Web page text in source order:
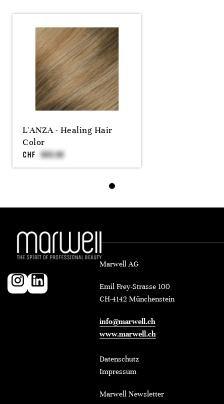
L'ANZA - Healing Hair
Color
CHF
Marwell AG
Emil Frey-Strasse 100
CH-4142 Münchenstein
info@marwell.ch
www.marwell.ch
Datenschutz
Impressum
Marwell Newsletter